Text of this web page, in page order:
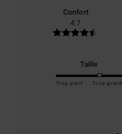
Confort
4.7
Taille
Trop petit Trop grand